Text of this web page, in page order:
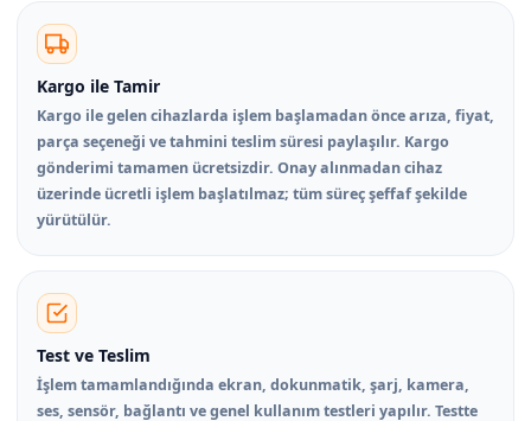
Kargo ile Tamir
Kargo ile gelen cihazlarda işlem başlamadan önce arıza, fiyat,
parça seçeneği ve tahmini teslim süresi paylaşılır. Kargo
gönderimi tamamen ücretsizdir. Onay alınmadan cihaz
üzerinde ücretli işlem başlatılmaz; tüm süreç şeffaf şekilde
yürütülür.
Test ve Teslim
İşlem tamamlandığında ekran, dokunmatik, şarj, kamera,
ses, sensör, bağlantı ve genel kullanım testleri yapılır. Testte